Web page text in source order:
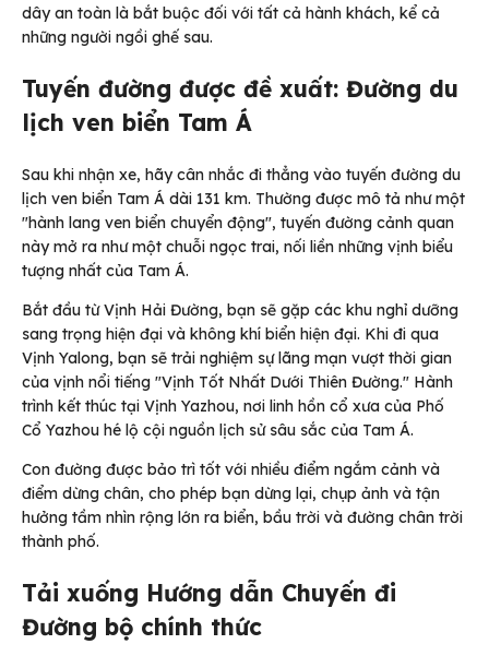
dây an toàn là bắt buộc đối với tất cả hành khách, kể cả
những người ngồi ghế sau.
Tuyến đường được đề xuất: Đường du
lịch ven biển Tam Á
Sau khi nhận xe, hãy cân nhắc đi thẳng vào tuyến đường du
lịch ven biển Tam Á dài 131 km. Thường được mô tả như một
"hành lang ven biển chuyển động", tuyến đường cảnh quan
này mở ra như một chuỗi ngọc trai, nối liền những vịnh biểu
tượng nhất của Tam Á.
Bắt đầu từ Vịnh Hải Đường, bạn sẽ gặp các khu nghỉ dưỡng
sang trọng hiện đại và không khí biển hiện đại. Khi đi qua
Vịnh Yalong, bạn sẽ trải nghiệm sự lãng mạn vượt thời gian
của vịnh nổi tiếng "Vịnh Tốt Nhất Dưới Thiên Đường." Hành
trình kết thúc tại Vịnh Yazhou, nơi linh hồn cổ xưa của Phố
Cổ Yazhou hé lộ cội nguồn lịch sử sâu sắc của Tam Á.
Con đường được bảo trì tốt với nhiều điểm ngắm cảnh và
điểm dừng chân, cho phép bạn dừng lại, chụp ảnh và tận
hưởng tầm nhìn rộng lớn ra biển, bầu trời và đường chân trời
thành phố.
Tải xuống Hướng dẫn Chuyến đi
Đường bộ chính thức